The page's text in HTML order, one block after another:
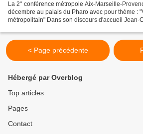
La 2° conférence métropole Aix-Marseille-
décembre au palais du Pharo avec pour thème :
métropolitain" Dans son discours d'accueil Jean-
< Page précédente
Hébergé par Overblog
Top articles
Pages
Contact